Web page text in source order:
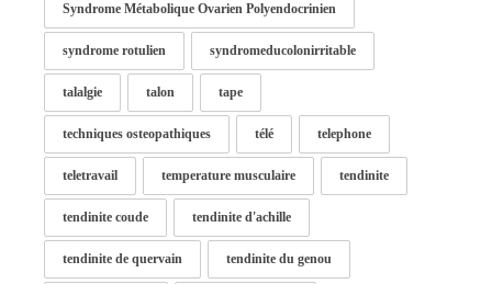
Syndrome Métabolique Ovarien Polyendocrinien
syndrome rotulien syndromeducolonirritable
talalgie talon tape
techniques osteopathiques télé telephone
teletravail temperature musculaire tendinite
tendinite coude tendinite d'achille
tendinite de quervain tendinite du genou